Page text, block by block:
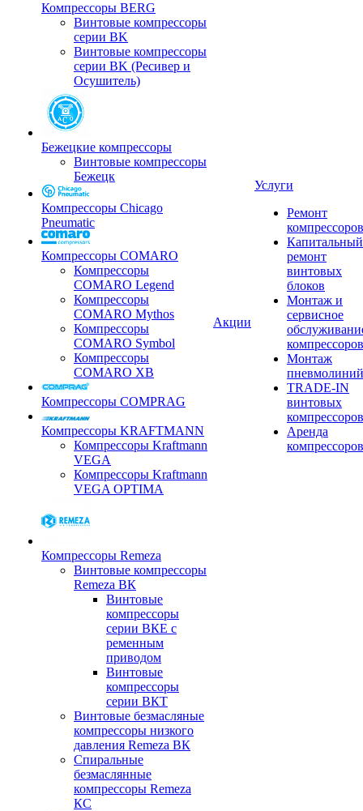
Компрессоры BERG
Винтовые компрессоры
серии BK
Винтовые компрессоры
серии BK (Ресивер и
Осушитель)
Бежецкие компрессоры
Винтовые компрессоры
Бежецк
Компрессоры Chicago
Pneumatic
Компрессоры COMARO
Компрессоры
COMARO Legend
Компрессоры
COMARO Mythos
Компрессоры
COMARO Symbol
Компрессоры
COMARO XB
Компрессоры COMPRAG
Компрессоры KRAFTMANN
Компрессоры Kraftmann
VEGA
Компрессоры Kraftmann
VEGA OPTIMA
Компрессоры Remeza
Винтовые компрессоры
Remeza ВК
Винтовые
компрессоры
серии ВКЕ с
ременным
приводом
Винтовые
компрессоры
серии ВКТ
Винтовые безмасляные
компрессоры низкого
давления Remeza ВК
Спиральные
безмаслянные
компрессоры Remeza
КС
Акции
Услуги
Ремонт
компрессоров
Капитальный
ремонт
винтовых
блоков
Монтаж и
сервисное
компрессоров
Монтаж
пневмолиний
TRADE-IN
винтовых
компрессоров
Аренда
компрессоров